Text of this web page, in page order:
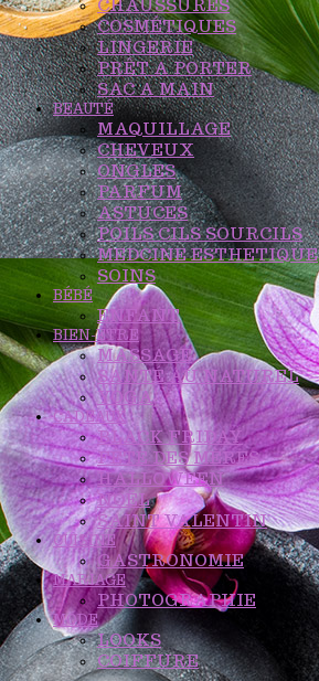
CHAUSSURES
COSMÉTIQUES
LINGERIE
PRÊT A PORTER
SAC A MAIN
BEAUTÉ
MAQUILLAGE
CHEVEUX
ONGLES
PARFUM
ASTUCES
POILS CILS SOURCILS
MEDCINE ESTHETIQUE
SOINS
BÉBÉ
ENFANT
BIEN-ÊTRE
MASSAGE
SANTÉ AU NATUREL
YOGA
CADEAUX
BLACK FRIDAY
FÊTE DES MÈRES
HALLOWEEN
NOËL
SAINT VALENTIN
CUISINE
GASTRONOMIE
MARIAGE
PHOTOGRAPHIE
MODE
LOOKS
COIFFURE